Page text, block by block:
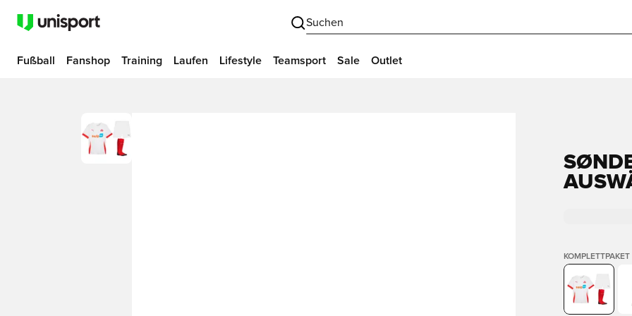
Suchen
Fußball Fanshop Training Laufen Lifestyle Teamsport Sale Outlet
KOMPLETTPAKET